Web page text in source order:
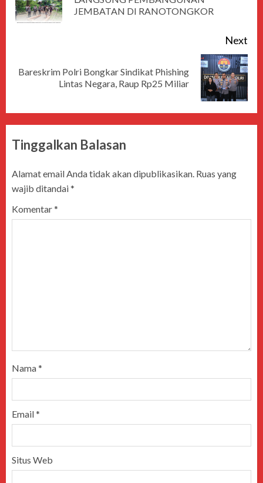
JEMBATAN DI RANOTONGKOR
Next
Bareskrim Polri Bongkar Sindikat Phishing
Lintas Negara, Raup Rp25 Miliar
Tinggalkan Balasan
Alamat email Anda tidak akan dipublikasikan. Ruas yang
wajib ditandai*
Komentar*
Nama*
Email*
Situs Web